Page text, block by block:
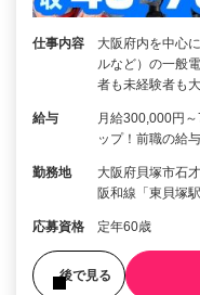
仕事内容
大阪府内を中心
ルなど）の一般
者も未経験者も
給与
月給300,000円
ップ！前職の給
勤務地
大阪府貝塚市石
阪和線「東貝塚
応募資格 定年60歳
後で見る